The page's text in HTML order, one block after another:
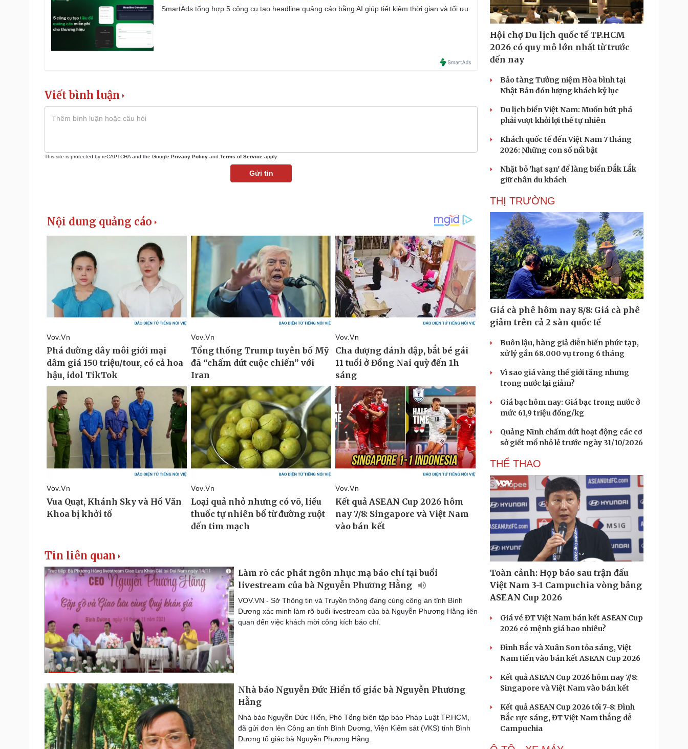
SmartAds tổng hợp 5 công cụ tạo headline quảng cáo bằng AI giúp tiết kiệm thời gian và tối ưu.
Viết bình luận
This site is protected by reCAPTCHA and the Google Privacy Policy and Terms of Service apply.
Gửi tin
Tin liên quan
Làm rõ các phát ngôn nhục mạ báo chí tại buổi
livestream của bà Nguyễn Phương Hằng
VOV.VN - Sở Thông tin và Truyền thông đang cùng công an tỉnh Bình
Dương xác minh làm rõ buổi livestream của bà Nguyễn Phương Hằng liên
quan đến việc khách mời công kích báo chí.
Nhà báo Nguyễn Đức Hiển tố giác bà Nguyễn Phương
Hằng
Nhà báo Nguyễn Đức Hiển, Phó Tổng biên tập báo Pháp Luật TP.HCM,
đã gửi đơn lên Công an tỉnh Bình Dương, Viện Kiểm sát (VKS) tỉnh Bình
Dương tố giác bà Nguyễn Phương Hằng.
Hội chợ Du lịch quốc tế TP.HCM
2026 có quy mô lớn nhất từ trước
đến nay
Bảo tàng Tưởng niệm Hòa bình tại
Nhật Bản đón lượng khách kỷ lục
Du lịch biển Việt Nam: Muốn bứt phá
phải vượt khỏi lợi thế tự nhiên
Khách quốc tế đến Việt Nam 7 tháng
2026: Những con số nổi bật
Nhặt bỏ 'hạt sạn' để làng biển Đắk Lắk
giữ chân du khách
THỊ TRƯỜNG
Giá cà phê hôm nay 8/8: Giá cà phê
giảm trên cả 2 sàn quốc tế
Buôn lậu, hàng giả diễn biến phức tạp,
xử lý gần 68.000 vụ trong 6 tháng
Vì sao giá vàng thế giới tăng nhưng
trong nước lại giảm?
Giá bạc hôm nay: Giá bạc trong nước ở
mức 61,9 triệu đồng/kg
Quảng Ninh chấm dứt hoạt động các cơ
sở giết mổ nhỏ lẻ trước ngày 31/10/2026
THỂ THAO
Toàn cảnh: Họp báo sau trận đấu
Việt Nam 3-1 Campuchia vòng bảng
ASEAN Cup 2026
Giá vé ĐT Việt Nam bán kết ASEAN Cup
2026 có mệnh giá bao nhiêu?
Đình Bắc và Xuân Son tỏa sáng, Việt
Nam tiến vào bán kết ASEAN Cup 2026
Kết quả ASEAN Cup 2026 hôm nay 7/8:
Singapore và Việt Nam vào bán kết
Kết quả ASEAN Cup 2026 tối 7-8: Đình
Bắc rực sáng, ĐT Việt Nam thắng dễ
Campuchia